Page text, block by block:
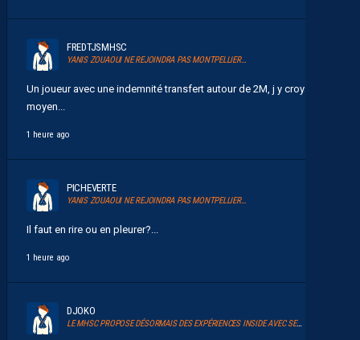
FREDTJSMHSC
YANIS ZOUAOUI NE REJOINDRA PAS MONTPELLIER…
Un joueur avec une indemnité transfert autour de 2M, j y croyais
moyen...
1 heure ago
PICHEVERTE
YANIS ZOUAOUI NE REJOINDRA PAS MONTPELLIER…
Il faut en rire ou en pleurer?...
1 heure ago
DJOKO
LE MHSC PROPOSE DÉSORMAIS DES EXPÉRIENCES INSIDE AVEC SERSOU